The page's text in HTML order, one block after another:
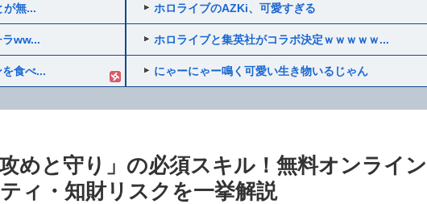
が無...
ラww...
を食べ...
ホロライブのAZKi、可愛すぎる
ホロライブと集英社がコラボ決定ｗｗｗｗｗ...
にゃーにゃー鳴く可愛い生き物いるじゃん
めと守り」の必須スキル！無料オンライ
ィ・知財リスクを一挙解説